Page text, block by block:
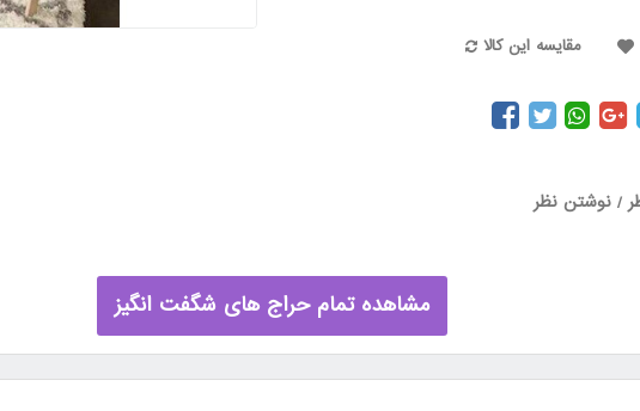
مقایسه این کالا
/نوشتن نظر
مشاهده تمام حراج های شگفت انگیز